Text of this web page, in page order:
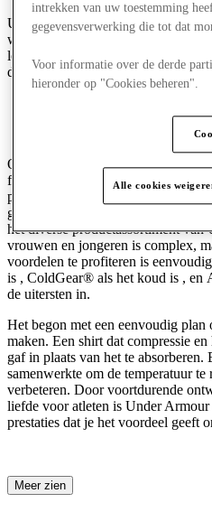
Under Armour inspireert je met
wist dat je ze nodig had, maar je je
leven. Het heeft als missie je beter
de onvermoeibare zoektocht naar
Opgericht in 1996 door voormalig
footballspeler Kevin Plank, is
prestatiekleding – uitrusting die
gedurende een wedstrijd, training
het diverse productassortiment
vrouwen en jongeren is complex,
voordelen te profiteren is
is , ColdGear® als het koud is , en
de uitersten in.
Het begon met een eenvoudig plan
maken. Een shirt dat compressie
gaf in plaats van het te absorberen.
samenwerkte om de temperatuur te
verbeteren. Door voortdurende
liefde voor atleten is Under
prestaties dat je het voordeel geeft
Meer zien
intrekken van uw toestemming
gegevensverwerking die tot dat
Voor informatie over de derde
hieronder op "Cookies beheren".
Alle cookies